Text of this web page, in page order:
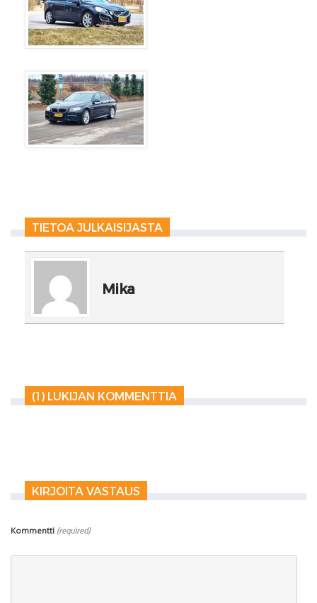
TIETOA JULKAISIJASTA
Mika
(1) LUKIJAN KOMMENTTIA
KIRJOITA VASTAUS
Kommentti (required)